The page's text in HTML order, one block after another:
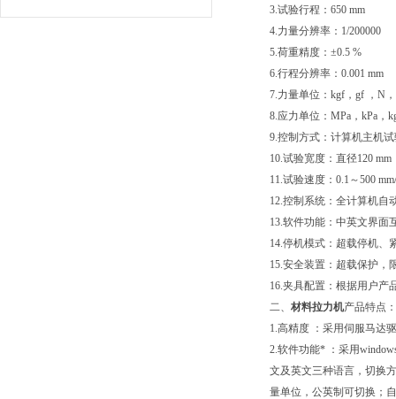
3.试验行程：650 mm
4.力量分辨率：1/200000
5.荷重精度：±0.5 %
6.行程分辨率：0.001 mm
7.力量单位：kgf，gf ，N
8.应力单位：MPa，kPa，
9.控制方式：计算机主机
10.试验宽度：直径120 mm
11.试验速度：0.1～500
12.控制系统：全计算机自
13.软件功能：中英文界面
14.停机模式：超载停机、
15.安全装置：超载保护，
16.夹具配置：根据用户产
二、 材料拉力机产品特点：
1.高精度 ：采用伺服马达
2.软件功能* ：采用
文及英文三种语言，切换
量单位，公英制可切换；